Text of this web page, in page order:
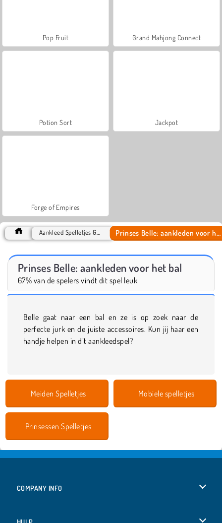
Pop Fruit Grand Mahjong Connect
Potion Sort Jackpot
Forge of Empires
Prinses Belle: aankleden voor het bal
67% van de spelers vindt dit spel leuk
Belle gaat naar een bal en ze is op zoek naar de
perfecte jurk en de juiste accessoires. Kun jij haar een
handje helpen in dit aankleedspel?
Meiden Spelletjes Mobiele spelletjes
Prinsessen Spelletjes
COMPANY INFO